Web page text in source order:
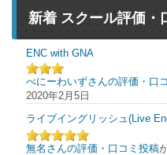
新着 スクール評価・
ENC with GNA
べにーわいずさんの評価・口
2020年2月5日
ライブイングリッシュ(Live
無名さんの評価・口コミ投稿